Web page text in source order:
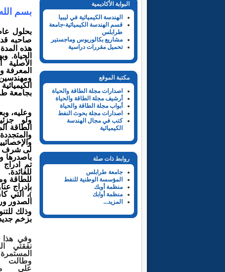
البوابة الأكاديمية
الهندسة الكيميائية في ليبيا
قسم الهندسة الكيميائية-جامعة
طرابلس
مشاريع بكالوريوس وماجستير
تحميل مقررات دراسية
مكتبة الموقع
اصدارات مجلة الطاقة والحياة
أرشيف مجلة الطاقة والحياة
أبواب مجلة الطاقة والحياة
اصدارات مجلة بحوث النفط
كتب في مجال الهندسة
الكيميائية
روابط ذات صلة
جامعة طرابلس
المؤسسة الوطنية للنفط
منظمة أوبك
منظمة أوابك
المزيد...
بسم
بحلول
صاحبه
هذه
الحياة.
المعرفة
بجامعة
وعليه،
ولو
الطاقة
لى شرف
باصدرها
تم
للفائدة.
للطاقة
بإدراج
)، التي
الصدور
وذلك
بزخم
وفي هذا
نفقتي
المستمرة
وطالت
على